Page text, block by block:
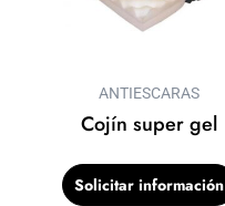
ANTIESCARAS
Cojín super gel
Solicitar información